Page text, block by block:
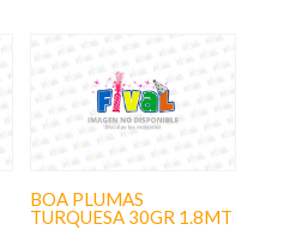
BOA PLUMAS
TURQUESA 30GR 1.8MT